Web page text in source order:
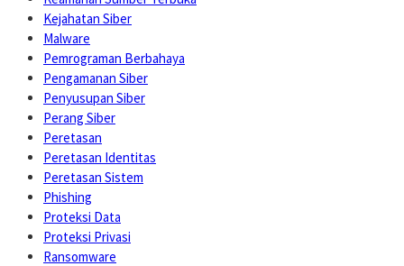
Kejahatan Siber
Malware
Pemrograman Berbahaya
Pengamanan Siber
Penyusupan Siber
Perang Siber
Peretasan
Peretasan Identitas
Peretasan Sistem
Phishing
Proteksi Data
Proteksi Privasi
Ransomware